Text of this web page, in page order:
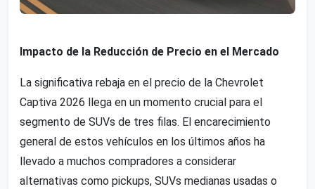
Impacto de la Reducción de Precio en el Mercado
La significativa rebaja en el precio de la Chevrolet
Captiva 2026 llega en un momento crucial para el
segmento de SUVs de tres filas. El encarecimiento
general de estos vehículos en los últimos años ha
llevado a muchos compradores a considerar
alternativas como pickups, SUVs medianas usadas o